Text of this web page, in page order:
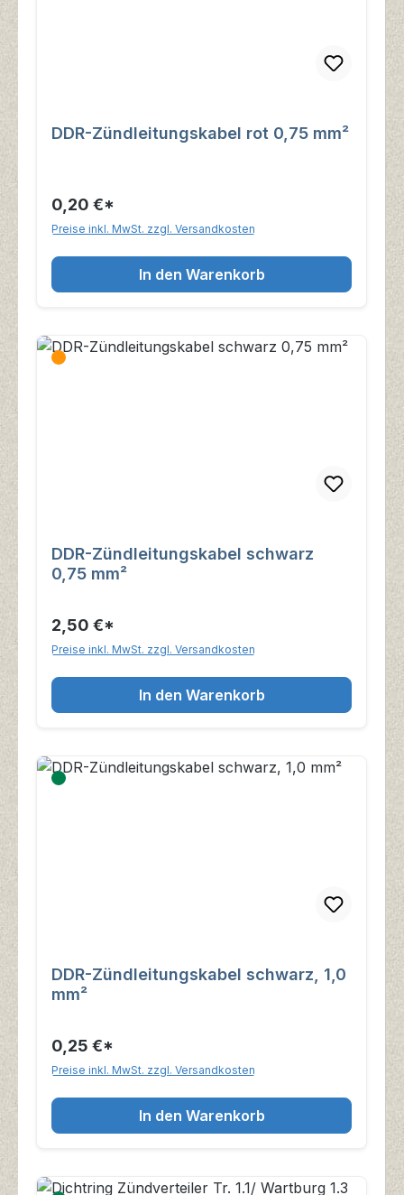
DDR-Zündleitungskabel rot 0,75 mm²
0,20 €*
Preise inkl. MwSt. zzgl. Versandkosten
In den Warenkorb
DDR-Zündleitungskabel schwarz
0,75 mm²
2,50 €*
Preise inkl. MwSt. zzgl. Versandkosten
In den Warenkorb
DDR-Zündleitungskabel schwarz, 1,0
mm²
0,25 €*
Preise inkl. MwSt. zzgl. Versandkosten
In den Warenkorb